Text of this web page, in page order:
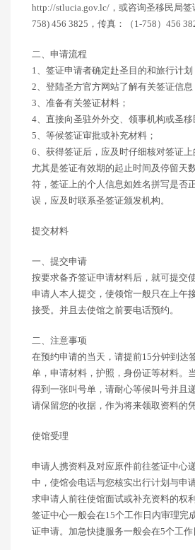
http://stlucia.gov.lc/，或咨询圣移民局
758) 456 3825，传真：（1-758）456
二、申请流程
1、签证申请者确定赴圣目的和旅行计划
2、登陆圣方官方网站了解有关签证信息
3、准备有关签证材料；
4、直接向圣驻外外交、领事机构或圣移
5、等候签证审批或补充材料；
6、获得签证后，应及时仔细核对签证上
尤其是签证有效期的起止时间及停留天
符，签证上的个人信息如姓名拼写是否
误，应及时联系圣签证颁发机构。
提交材料
一、提交申请
按要求备齐签证申请材料后，就可提交
申请人本人提交，使领馆一般只在上午
接受。并且去使馆之前要电话预约。
二、注意事项
在预约申请的当天，请提前15分钟到达
单，申请材料，护照，身份证等材料。
得到一张叫号单，请耐心等候叫号并且
请保留您的收据，作为将来领取资料的凭
使馆受理
申请人携资料及对应原件前往签证中心
中，使馆会电话与您核实出行计划与申
求申请人前往使馆面试或补充资料的权利
签证中心一般会在15个工作日内审理完
证申请。加急快捷服务一般会在5个工作